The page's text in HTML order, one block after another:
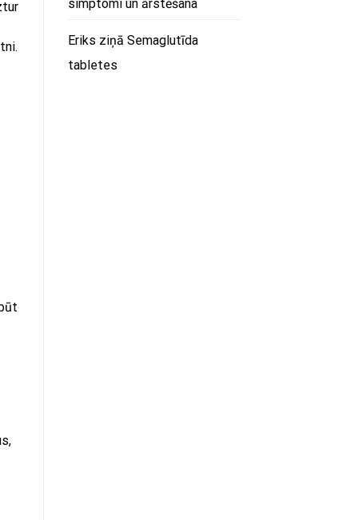
simptomi un ārstēšana
Eriks ziņā Semaglutīda
tabletes